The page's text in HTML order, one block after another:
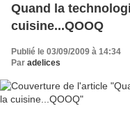
Quand la
cuisine...QOOQ
Publié le 03/09/2009 à 14:34
Par adelices